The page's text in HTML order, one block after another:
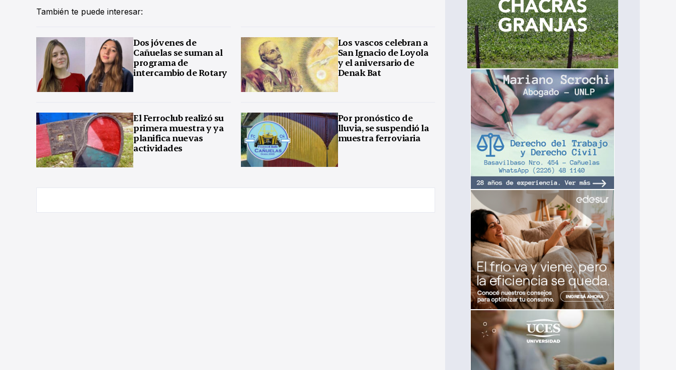
También te puede interesar:
Dos jóvenes de
Cañuelas se suman al
programa de
intercambio de Rotary
Los vascos celebran a
San Ignacio de Loyola
y el aniversario de
Denak Bat
El Ferroclub realizó su
primera muestra y ya
planifica nuevas
actividades
Por pronóstico de
lluvia, se suspendió la
muestra ferroviaria